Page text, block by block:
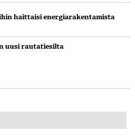
haittaisi energiarakentamista
uusi rautatiesilta